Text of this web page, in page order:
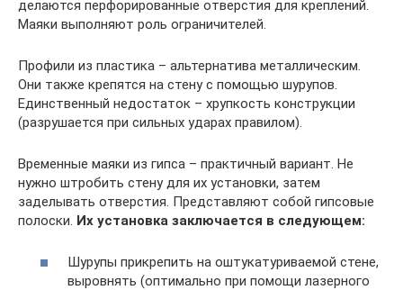
делаются перфорированные отверстия для креплений.
Маяки выполняют роль ограничителей.
Профили из пластика – альтернатива металлическим.
Они также крепятся на стену с помощью шурупов.
Единственный недостаток – хрупкость конструкции
(разрушается при сильных ударах правилом).
Временные маяки из гипса – практичный вариант. Не
нужно штробить стену для их установки, затем
заделывать отверстия. Представляют собой гипсовые
полоски. Их установка заключается в следующем:
Шурупы прикрепить на оштукатуриваемой стене,
выровнять (оптимально при помощи лазерного